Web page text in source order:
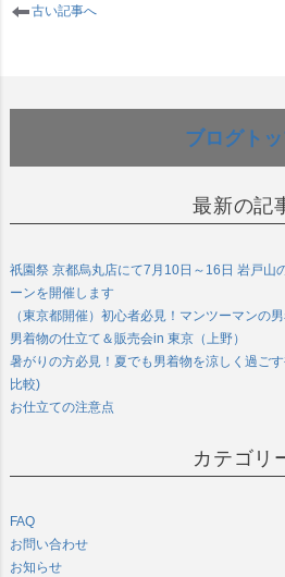
古い記事へ
ブログト
最新の記
祇園祭 京都烏丸店にて7月10日～16日 岩戸山
ーンを開催します
（東京都開催）初心者必見！マンツーマンの
男着物の仕立て＆販売会in 東京（上野）
暑がりの方必見！夏でも男着物を涼しく過ご
比較)
お仕立ての注意点
カテゴリ
FAQ
お問い合わせ
お知らせ